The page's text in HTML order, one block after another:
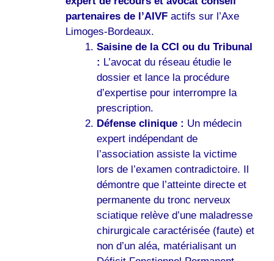
partenaires de l’AIVFactifs sur l’Axe
Limoges-Bordeaux.
Saisine de la CCI ou du Tribunal
: L’avocat du réseau étudie le
dossier et lance la procédure
d’expertise pour interrompre la
prescription.
Défense clinique : Un médecin
expert indépendant de
l’association assiste la victime
lors de l’examen contradictoire. Il
démontre que l’atteinte directe et
permanente du tronc nerveux
sciatique relève d’une maladresse
chirurgicale caractérisée (faute) et
non d’un aléa, matérialisant un